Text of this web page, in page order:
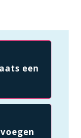
een